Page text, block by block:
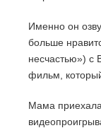
Именно он
больше
несчастью») с
фильм,
Мама приехала